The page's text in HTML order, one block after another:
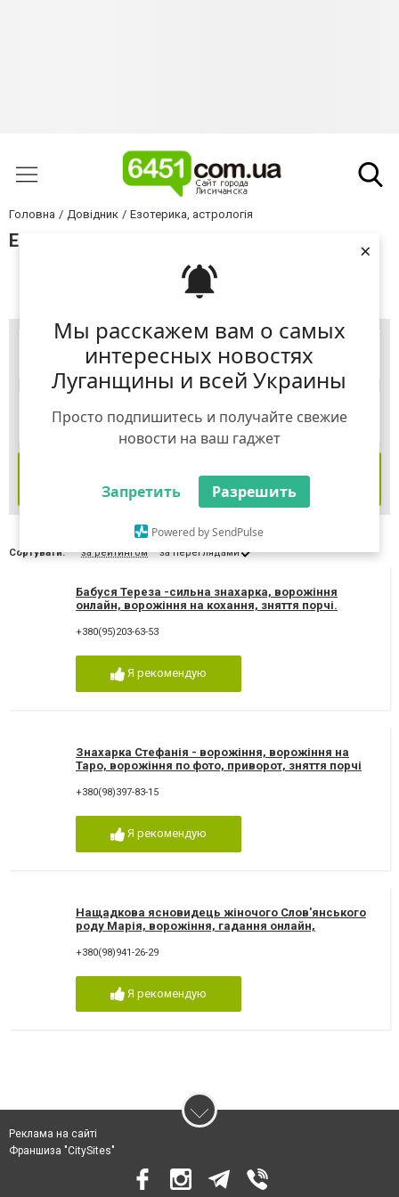
Мы расскажем вам о самых
интересных новостях
Луганщины и всей Украины
Просто подпишитесь и получайте свежие
новости на ваш гаджет
Запретить Разрешить
Powered by SendPulse
×
Головна Довідник Езотерика, астрологія
Езотерика, астрологія у Лисичанську
+ Додати підприємство
ЗНАЙТИ
Сортувати: за рейтингом за переглядами
Бабуся Тереза -сильна знахарка, ворожіння
онлайн, ворожіння на кохання, зняття порчі.
+380(95)203-63-53
Я рекомендую
Знахарка Стефанія - ворожіння, ворожіння на
Таро, ворожіння по фото, приворот, зняття порчі
+380(98)397-83-15
Я рекомендую
Нащадкова ясновидець жіночого Слов'янського
роду Марія, ворожіння, гадання онлайн,
+380(98)941-26-29
Я рекомендую
Реклама на сайті
Франшиза "CitySites"